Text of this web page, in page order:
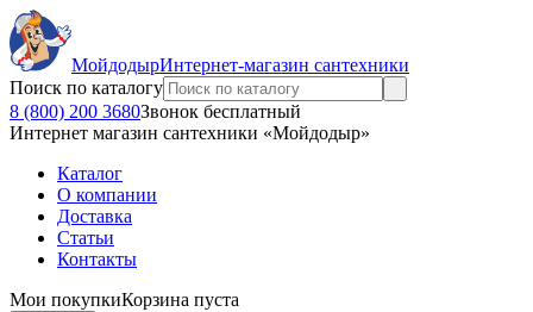
МойдодырИнтернет-магазин сантехники
Поиск по каталогу
8 (800) 200 3680Звонок бесплатный
Интернет магазин сантехники «Мойдодыр»
Каталог
О компании
Доставка
Статьи
Контакты
Мои покупкиКорзина пуста